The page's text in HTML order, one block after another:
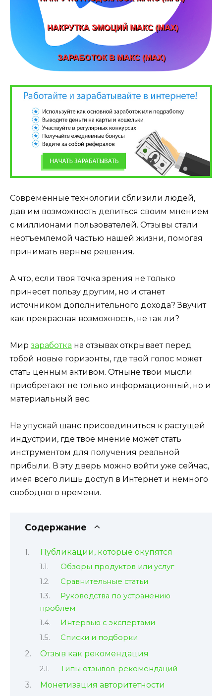
Современные технологии сблизили людей,
дав им возможность делиться своим мнением
с миллионами пользователей. Отзывы стали
неотъемлемой частью нашей жизни, помогая
принимать верные решения.
А что, если твоя точка зрения не только
принесет пользу другим, но и станет
источником дополнительного дохода? Звучит
как прекрасная возможность, не так ли?
Мир заработка на отзывах открывает перед
тобой новые горизонты, где твой голос может
стать ценным активом. Отныне твои мысли
приобретают не только информационный, но и
материальный вес.
Не упускай шанс присоединиться к растущей
индустрии, где твое мнение может стать
инструментом для получения реальной
прибыли. В эту дверь можно войти уже сейчас,
имея всего лишь доступ в Интернет и немного
свободного времени.
Содержание
Публикации, которые окупятся
Обзоры продуктов или услуг
Сравнительные статьи
Руководства по устранению
проблем
Интервью с экспертами
Списки и подборки
Отзыв как рекомендация
Типы отзывов-рекомендаций
Монетизация авторитетности